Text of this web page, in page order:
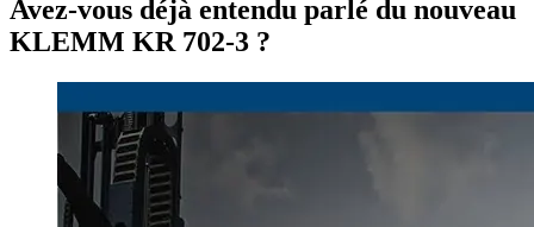
Avez-vous déjà entendu parlé du nouveau
KLEMM KR 702-3 ?